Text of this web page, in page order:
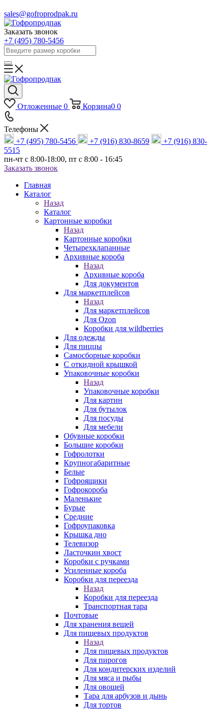
sales@gofroprodpak.ru
Заказать звонок
+7 (495) 780-5456
Отложенные 0 Корзина0 0
Телефоны
+7 (495) 780-5456
+7 (916) 830-8659
+7 (916) 830-
5515
пн-чт c 8:00-18:00, пт с 8:00 - 16:45
Заказать звонок
Главная
Каталог
Назад
Каталог
Картонные коробки
Назад
Картонные коробки
Четырехклапанные
Архивные короба
Назад
Архивные короба
Для документов
Для маркетплейсов
Назад
Для маркетплейсов
Для Ozon
Коробки для wildberries
Для одежды
Для пиццы
Самосборные коробки
С откидной крышкой
Упаковочные коробки
Назад
Упаковочные коробки
Для картин
Для бутылок
Для посуды
Для мебели
Обувные коробки
Большие коробки
Гофролотки
Крупногабаритные
Белые
Гофроящики
Гофрокороба
Маленькие
Бурые
Средние
Гофроупаковка
Крышка дно
Телевизор
Ласточкин хвост
Коробки с ручками
Усиленные короба
Коробки для переезда
Назад
Коробки для переезда
Транспортная тара
Почтовые
Для хранения вещей
Для пищевых продуктов
Назад
Для пищевых продуктов
Для пирогов
Для кондитерских изделий
Для мяса и рыбы
Для овощей
Тара для арбузов и дынь
Для тортов